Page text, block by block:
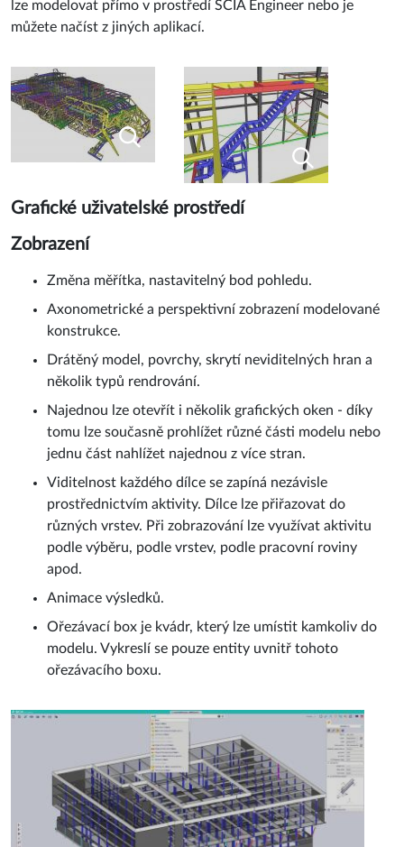
lze modelovat přímo v prostředí SCIA Engineer nebo je
můžete načíst z jiných aplikací.
Grafické uživatelské prostředí
Zobrazení
Změna měřítka, nastavitelný bod pohledu.
Axonometrické a perspektivní zobrazení modelované
konstrukce.
Drátěný model, povrchy, skrytí neviditelných hran a
několik typů rendrování.
Najednou lze otevřít i několik grafických oken - díky
tomu lze současně prohlížet různé části modelu nebo
jednu část nahlížet najednou z více stran.
Viditelnost každého dílce se zapíná nezávisle
prostřednictvím aktivity. Dílce lze přiřazovat do
různých vrstev. Při zobrazování lze využívat aktivitu
podle výběru, podle vrstev, podle pracovní roviny
apod.
Animace výsledků.
Ořezávací box je kvádr, který lze umístit kamkoliv do
modelu. Vykreslí se pouze entity uvnitř tohoto
ořezávacího boxu.